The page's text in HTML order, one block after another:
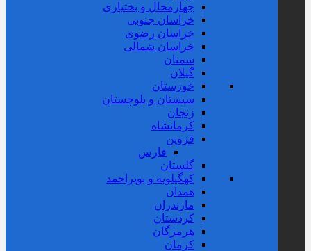
چهارمحال و بختیاری
خراسان جنوبی
خراسان رضوی
خراسان شمالی
سمنان
گیلان
خوزستان
سیستان و بلوچستان
زنجان
کرمانشاه
قزوین
فارس
گلستان
کهگیلویه و بویراحمد
همدان
مازندران
کردستان
هرمزگان
کرمان